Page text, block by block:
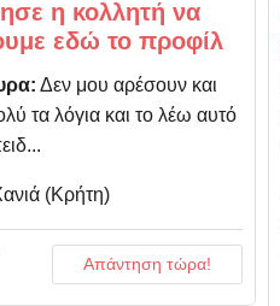
η κολλητή να
εδώ το προφίλ
Δεν μου αρέσουν και
τα λόγια και το λέω αυτό
(Κρήτη)
Απάντηση τώρα!